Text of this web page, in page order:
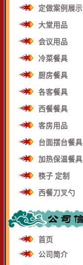
定做案例展示
大堂用品
会议用品
冷菜餐具
厨房餐具
各客餐具
西餐餐具
客房用品
台面摆台餐具
加热保温餐具
筷子 定制
西餐刀叉勺
首页
公司简介